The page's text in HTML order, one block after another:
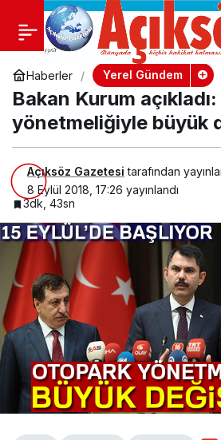
Haberler Yerel Gündem
Bakan Kurum
yönetmeliğiyle büyük
Açıksöz Gazetesi tarafından
8 Eylül 2018, 17:26 yayınlandı
3dk, 43sn
SGK’dan büyük kolaylık!